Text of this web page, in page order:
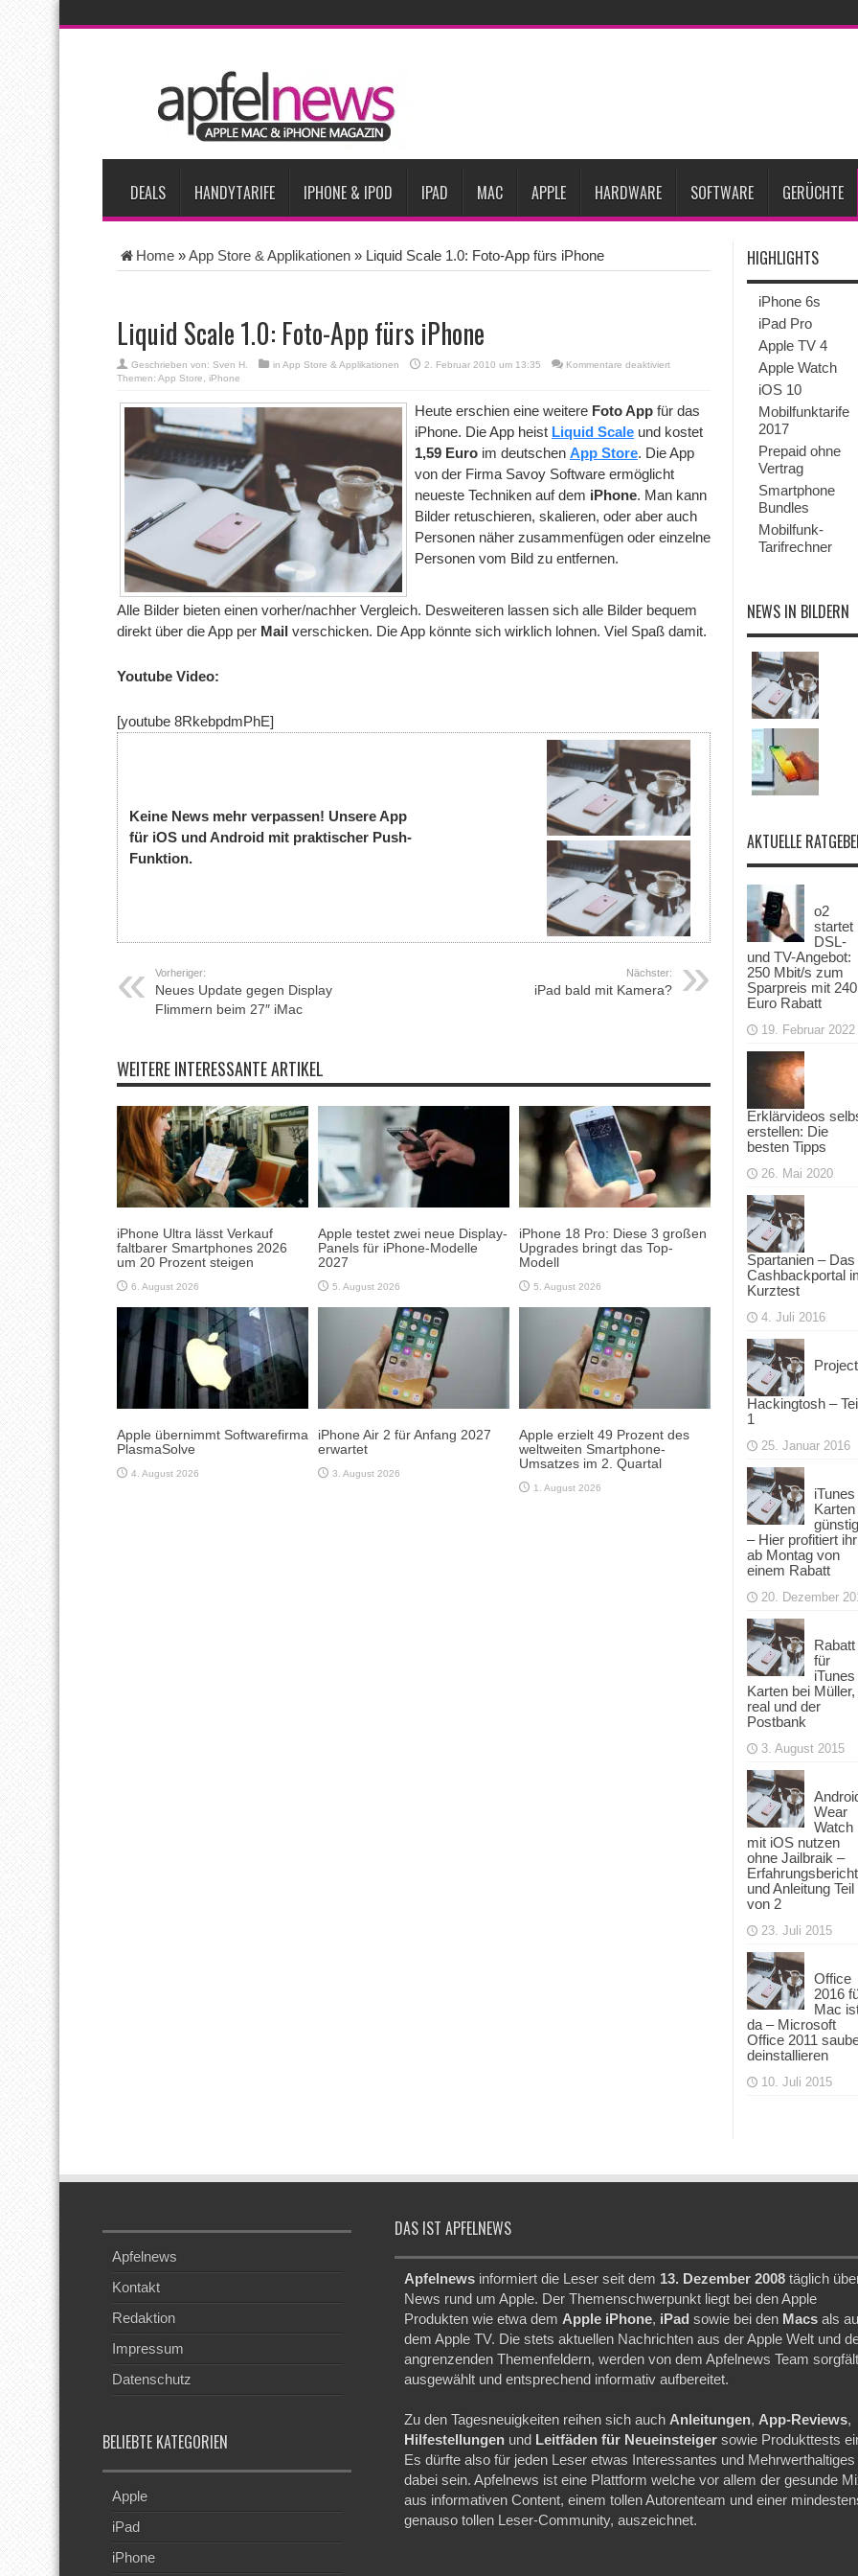
iPhone Ultra lässt Verkauf faltbarer Smartphones 2026 um 20 Prozent steigen
iPhone 18 Pro: Diese 3 großen Upgrades bringt das Top-Modell
iPhone Air 2 für Anfang 2027 erwartet Apples vermutete AirPods mit Kameras sollen bereits im September erscheinen
Apple erzielt 49 Prozent des weltweiten Smartphone-Umsatzes im 2. Quartal
DEALS HANDYTARIFE IPHONE & IPOD IPAD MAC APPLE HARDWARE SOFTWARE GERÜCHTE
Home »App Store & Applikationen » Liquid Scale 1.0: Foto-App fürs iPhone
Liquid Scale 1.0: Foto-App fürs iPhone
Geschrieben von: Sven H. in App Store & Applikationen 2. Februar 2010 um 13:35 Kommentare deaktiviertfür
1.0:
Foto-
App
iPhone
Themen: App Store iPhone
Heute erschien eine weitere Foto App für das
iPhone. Die App heist Liquid Scale und kostet
1,59 Euro im deutschen App Store. Die App
von der Firma Savoy Software ermöglicht
neueste Techniken auf dem iPhone. Man kann
Bilder retuschieren, skalieren, oder aber auch
Personen näher zusammenfügen oder einzelne
Personen vom Bild zu entfernen.
Alle Bilder bieten einen vorher/nachher Vergleich. Desweiteren lassen sich alle Bilder bequem
direkt über die App per Mail verschicken. Die App könnte sich wirklich lohnen. Viel Spaß damit.
Youtube Video:
[youtube 8RkebpdmPhE]
Keine News mehr verpassen! Unsere App
für iOS und Android mit praktischer Push-
Funktion.
Vorheriger:
Neues Update gegen Display
Flimmern beim 27″ iMac
Nächster:
iPad bald mit Kamera?
WEITERE INTERESSANTE ARTIKEL
iPhone Ultra lässt Verkauf
faltbarer Smartphones 2026
um 20 Prozent steigen
6. August 2026
Apple testet zwei neue Display-
Panels für iPhone-Modelle
2027
5. August 2026
iPhone 18 Pro: Diese 3 großen
Upgrades bringt das Top-
Modell
5. August 2026
Apple übernimmt Softwarefirma
PlasmaSolve
4. August 2026
iPhone Air 2 für Anfang 2027
erwartet
3. August 2026
Apple erzielt 49 Prozent des
weltweiten Smartphone-
Umsatzes im 2. Quartal
1. August 2026
HIGHLIGHTS
iPhone 6s
iPad Pro
Apple TV 4
Apple Watch
iOS 10
Mobilfunktarife
2017
Prepaid ohne
Vertrag
Smartphone
Bundles
Mobilfunk-
Tarifrechner
NEWS IN BILDERN
AKTUELLE
o2
startet
DSL-
und TV-Angebot:
250 Mbit/s zum
Sparpreis mit 240
Euro Rabatt
19. Februar 2022
Erklärvideos
erstellen: Die
besten Tipps
26. Mai 2020
Spartanien – Das
Cashbackportal
Kurztest
4. Juli 2016
Project
Hackingtosh –
1
25. Januar 2016
iTunes
Karten
– Hier profitiert ihr
ab Montag von
einem Rabatt
20. Dezember
Rabatt
für
iTunes
Karten bei Müller,
real und der
Postbank
3. August 2015
Wear
Watch
mit iOS nutzen
ohne Jailbraik –
Erfahrungsbericht
und Anleitung Teil
von 2
23. Juli 2015
Office
2016
Mac
da – Microsoft
Office 2011
deinstallieren
10. Juli 2015
Apfelnews
Kontakt
Redaktion
Impressum
Datenschutz
BELIEBTE KATEGORIEN
Apple
iPad
iPhone
DAS IST APFELNEWS
Apfelnews informiert die Leser seit dem 13. Dezember 2008 täglich
News rund um Apple. Der Themenschwerpunkt liegt bei den Apple
Produkten wie etwa dem Apple iPhone, iPad sowie bei den Macs als
dem Apple TV. Die stets aktuellen Nachrichten aus der Apple Welt und
angrenzenden Themenfeldern, werden von dem Apfelnews Team
ausgewählt und entsprechend informativ aufbereitet.
Zu den Tagesneuigkeiten reihen sich auch Anleitungen, App-Reviews,
Hilfestellungen und Leitfäden für Neueinsteiger sowie Produkttests
Es dürfte also für jeden Leser etwas Interessantes und Mehrwerthaltiges
dabei sein. Apfelnews ist eine Plattform welche vor allem der gesunde
aus informativen Content, einem tollen Autorenteam und einer
genauso tollen Leser-Community, auszeichnet.